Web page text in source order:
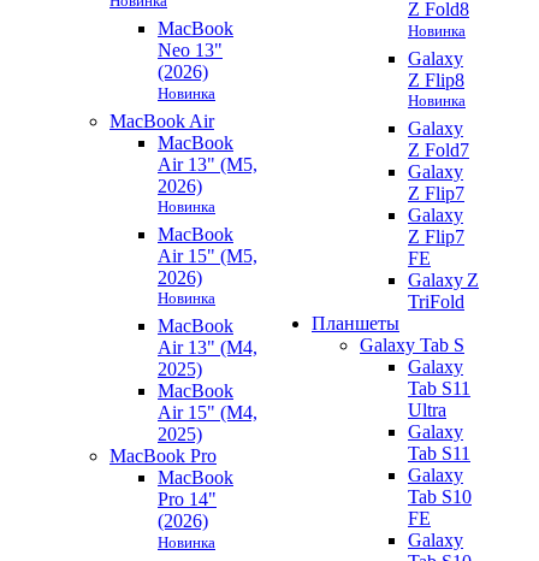
MacBook
Neo 13"
(2026)
Новинка
MacBook Air
MacBook
Air 13" (M5,
2026)
Новинка
MacBook
Air 15" (M5,
2026)
Новинка
MacBook
Air 13" (M4,
2025)
MacBook
Air 15" (M4,
2025)
MacBook Pro
MacBook
Pro 14"
(2026)
Новинка
Z Fold8
Новинка
Galaxy
Z Flip8
Новинка
Galaxy
Z Fold7
Galaxy
Z Flip7
Galaxy
Z Flip7
FE
Galaxy Z
TriFold
Планшеты
Galaxy Tab S
Galaxy
Tab S11
Ultra
Galaxy
Tab S11
Galaxy
Tab S10
FE
Galaxy